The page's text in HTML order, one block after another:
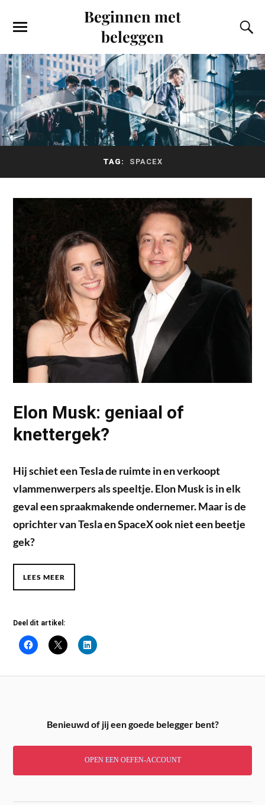
Beginnen met
beleggen
TAG: SPACEX
Elon Musk: geniaal of
knettergek?
Hij schiet een Tesla de ruimte in en verkoopt
vlammenwerpers als speeltje. Elon Musk is in elk
geval een spraakmakende ondernemer. Maar is de
oprichter van Tesla en SpaceX ook niet een beetje
gek?
LEES MEER
Deel dit artikel:
Benieuwd of jij een goede belegger bent?
OPEN EEN OEFEN-ACCOUNT